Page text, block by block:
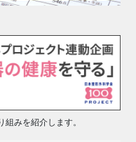
みを紹介します。